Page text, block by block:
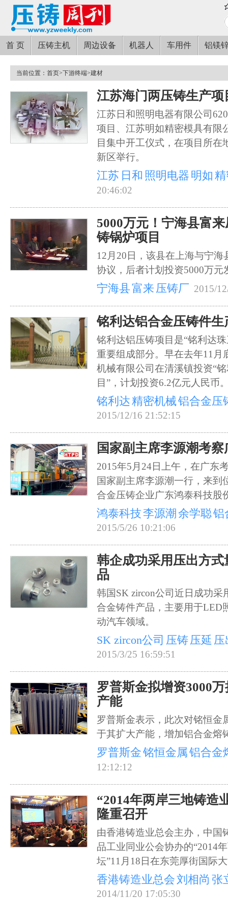
首 页 压铸主机 周边设备 机器人 车用件 铝镁
当前位置： 首页>下游终端>建材
江苏海门两压铸生产项
江苏日和照明电器有限公司
项目、江苏明如精密模具有限
目集中开工仪式，在项目所在
新区举行。
江苏 日和 照明电器 明如
20:46:02
5000万元！宁海县富
铸锅炉项目
12月20日，该县在上海与宁
协议，后者计划投资5000万元
宁海县富来 压铸厂 2015/
铭利达铝合金压铸件
铭利达铝压铸项目是“铭利达
重要组成部分。早在去年11月
机械有限公司在清溪镇投资“
目”，计划投资6.2亿元人民币
铭利达精密机械铝合金压
2015/12/16 21:52:15
国家副主席李源潮考
2015年5月24日上午，在广东
国家副主席李源潮一行，来到
合金压铸企业广东鸿泰科技股
鸿泰科技李源潮 余学聪铝
2015/5/26 10:21:06
韩企成功采用压出方
品
韩国SK zircon公司近日成功采
合金铸件产品，主要用于LED
动汽车领域。
SK zircon公司 压铸压延 压
2015/3/25 16:59:51
罗普斯金拟增资3000
产能
罗普斯金表示，此次对铭恒金
于其扩大产能，增加铝合金熔
罗普斯金铭恒金属铝合金
12:12:12
“2014年两岸三地铸造
隆重召开
由香港铸造业总会主办，中国
品工业同业公会协办的“2014
坛”11月18日在东莞厚街国际
香港铸造业总会刘相尚 张
2014/11/20 17:05:30